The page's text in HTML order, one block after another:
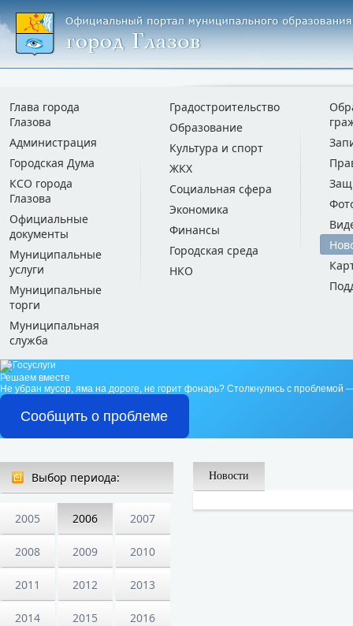
Глава города
Глазова
Администрация
Городская Дума
КСО города
Глазова
Официальные
документы
Муниципальные
услуги
Муниципальные
торги
Муниципальная
служба
Градостроительство
Образование
Культура и спорт
ЖКХ
Социальная сфера
Экономика
Финансы
Городская среда
НКО
Решаем вместе
Не убран мусор, яма на дороге, не горит фонарь? Столкнулись с проблемой
Сообщить о проблеме
Выбор периода:
2005 2006 2007
2008 2009 2010
2011 2012 2013
2014 2015 2016
Новости